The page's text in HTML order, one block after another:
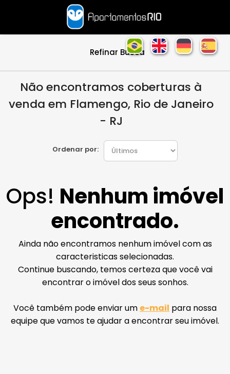
Refinar Busca
Não encontramos coberturas à
venda em Flamengo, Rio de Janeiro
- RJ
Ordenar por:
Ops! Nenhum imóvel
encontrado.
Ainda não encontramos nenhum imóvel com as
caracteristicas selecionadas.
Continue buscando, temos certeza que você vai
encontrar o imóvel dos seus sonhos.
Você também pode enviar um e-mail para nossa
equipe que vamos te ajudar a encontrar seu imóvel.